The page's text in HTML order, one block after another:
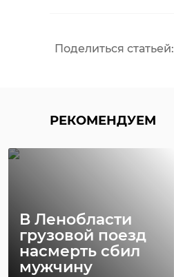
Поделиться статьей:
РЕКОМЕНДУЕМ
В Ленобласти
грузовой поезд
насмерть сбил
мужчину